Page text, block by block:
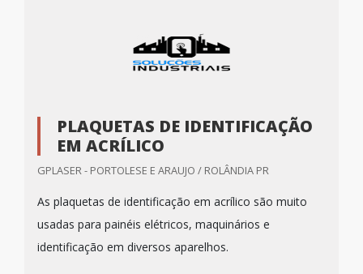
PLAQUETAS DE IDENTIFICAÇÃO
EM ACRÍLICO
GPLASER - PORTOLESE E ARAUJO / ROLÂNDIA PR
As plaquetas de identificação em acrílico são muito
usadas para painéis elétricos, maquinários e
identificação em diversos aparelhos.